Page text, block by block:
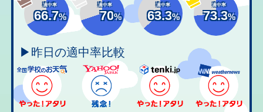
適中率
66.7%
適中率
70%
適中率
63.3%
適中率
73.3%
▶昨日の適中率比較